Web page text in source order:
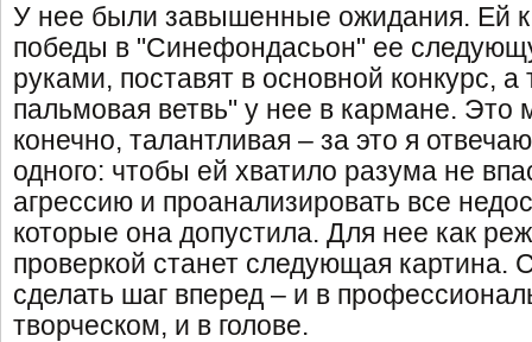
У нее были завышенные ожидания. Ей
победы в "Синефондасьон" ее
руками, поставят в основной конкурс,
пальмовая ветвь" у нее в кармане. Это
конечно, талантливая – за это я
одного: чтобы ей хватило разума не
агрессию и проанализировать все
которые она допустила. Для нее как
проверкой станет следующая картина.
сделать шаг вперед – и в
творческом, и в голове.